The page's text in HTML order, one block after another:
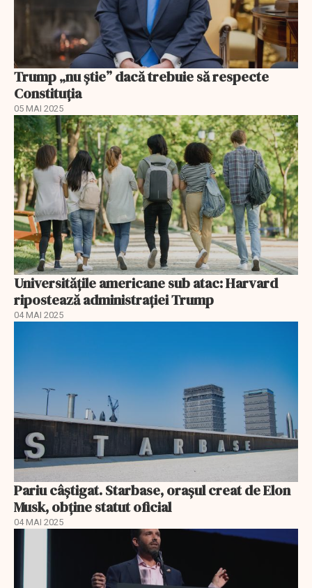
Trump „nu știe” dacă trebuie să respecte
Constituția
05 MAI 2025
Universitățile americane sub atac: Harvard
ripostează administrației Trump
04 MAI 2025
Pariu câștigat. Starbase, orașul creat de Elon
Musk, obține statut oficial
04 MAI 2025